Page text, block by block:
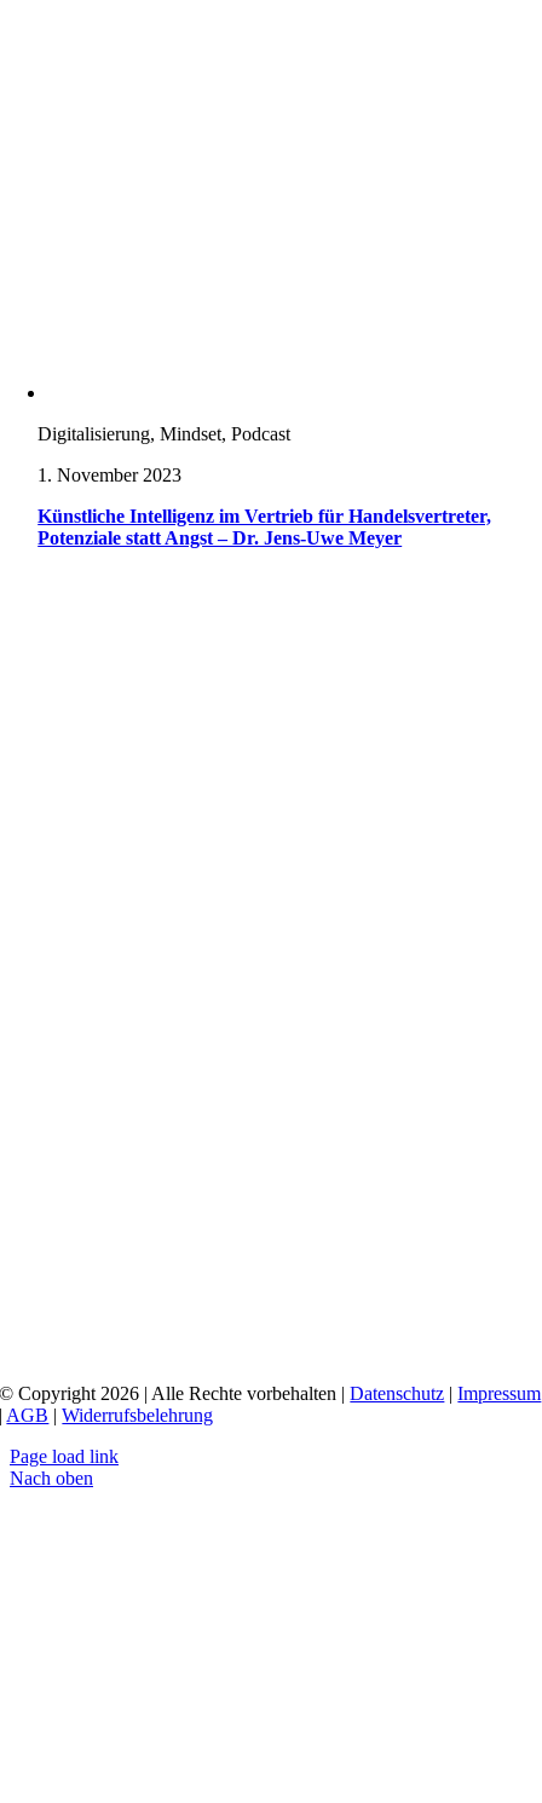
Digitalisierung, Mindset, Podcast
1. November 2023
Künstliche Intelligenz im Vertrieb für Handelsvertreter,
Potenziale statt Angst – Dr. Jens-Uwe Meyer
© Copyright 2026 | Alle Rechte vorbehalten |Datenschutz |Impressum
| AGB |Widerrufsbelehrung
Page load link
Nach oben